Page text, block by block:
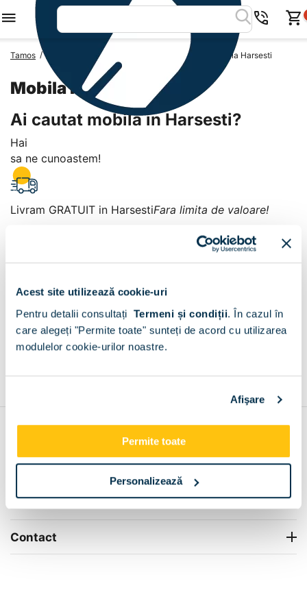
Acest site utilizează cookie-uri
Pentru detalii consultați Termeni și condiții. În cazul în
care alegeți "Permite toate" sunteți de acord cu utilizarea
modulelor cookie-urilor noastre.
Afişare
Permite toate
Personalizează
Tamos / Mobila Romania Mobila Judetul Arges Mobila Harsesti
Mobila Harsesti
Ai cautat mobila in Harsesti?
Hai
sa ne cunoastem!
Livram GRATUIT in HarsestiFara limita de valoare!
Harsesti
+
Info Center
Livrare
Contact